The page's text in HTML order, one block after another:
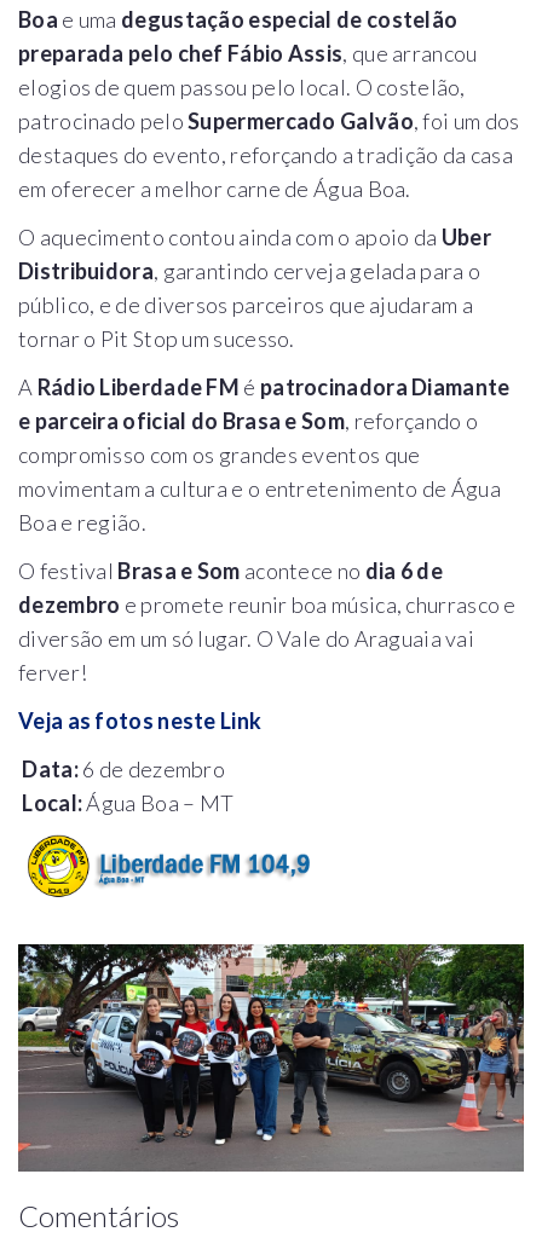
Boa e uma degustação especial de costelão
preparada pelo chef Fábio Assis, que arrancou
elogios de quem passou pelo local. O costelão,
patrocinado peloSupermercado Galvão, foi um dos
destaques do evento, reforçando a tradição da casa
em oferecer a melhor carne de Água Boa.
O aquecimento contou ainda com o apoio da Uber
Distribuidora, garantindo cerveja gelada para o
público, e de diversos parceiros que ajudaram a
tornar o Pit Stop um sucesso.
A Rádio Liberdade FM é patrocinadora Diamante
e parceira oficial do Brasa e Som, reforçando o
compromisso com os grandes eventos que
movimentam a cultura e o entretenimento de Água
Boa e região.
O festival Brasa e Som acontece no dia 6 de
dezembro e promete reunir boa música, churrasco e
diversão em um só lugar. O Vale do Araguaia vai
ferver!
Veja as fotos neste Link
Data:6 de dezembro
Local:Água Boa – MT
Comentários